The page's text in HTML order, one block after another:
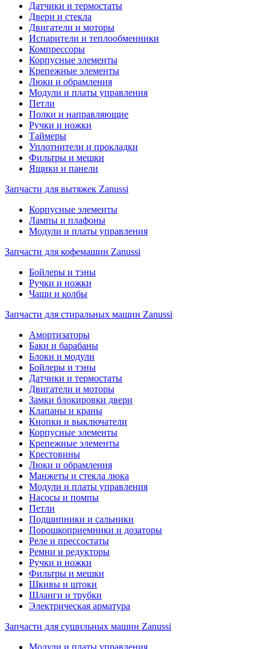
Датчики и термостаты
Двери и стекла
Двигатели и моторы
Испарители и теплообменники
Компрессоры
Корпусные элементы
Крепежные элементы
Люки и обрамления
Модули и платы управления
Петли
Полки и направляющие
Ручки и ножки
Таймеры
Уплотнители и прокладки
Фильтры и мешки
Ящики и панели
Запчасти для вытяжек Zanussi
Корпусные элементы
Лампы и плафоны
Модули и платы управления
Запчасти для кофемашин Zanussi
Бойлеры и тэны
Ручки и ножки
Чаши и колбы
Запчасти для стиральных машин Zanussi
Амортизаторы
Баки и барабаны
Блоки и модули
Бойлеры и тэны
Датчики и термостаты
Двигатели и моторы
Замки блокировки двери
Клапаны и краны
Кнопки и выключатели
Корпусные элементы
Крепежные элементы
Крестовины
Люки и обрамления
Манжеты и стекла люка
Модули и платы управления
Насосы и помпы
Петли
Подшипники и сальники
Порошкоприемники и дозаторы
Реле и прессостаты
Ремни и редукторы
Ручки и ножки
Фильтры и мешки
Шкивы и штоки
Шланги и трубки
Электрическая арматура
Запчасти для сушильных машин Zanussi